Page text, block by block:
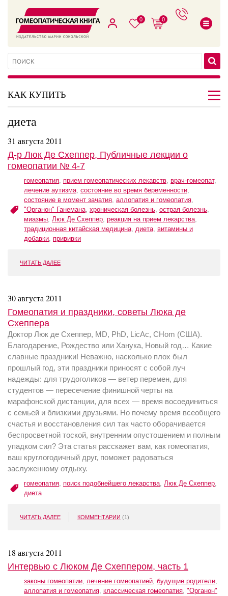
0 0
КАК КУПИТЬ
диета
31 августа 2011
Д-р Люк Де Схеппер, Публичные лекции о
гомеопатии № 4-7
гомеопатия, прием гомеопатических лекарств, врач-гомеопат,
лечение аутизма, состояние во время беременности,
состояние в момент зачатия, аллопатия и гомеопатия,
"Органон" Ганемана, хроническая болезнь, острая болезнь,
миазмы, Люк Де Схеппер, реакция на прием лекарства,
традиционная китайская медицина, диета, витамины и
добавки, прививки
ЧИТАТЬ ДАЛЕЕ
30 августа 2011
Гомеопатия и праздники, советы Люка де
Схеппера
Доктор Люк де Схеппер, MD, PhD, LicAc, CHom (США).
Благодарение, Рождество или Ханука, Новый год… Какие
славные праздники! Неважно, насколько плох был
прошлый год, эти праздники приносят с собой луч
надежды: для трудоголиков — ветер перемен, для
студентов — пересечение финишной черты на
марафонской дистанции, для всех — время восоединиться
с семьей и близкими друзьями. Но почему время всеобщего
счастья и восстановления сил так часто оборачивается
беспросветной тоской, внутренним опустошением и полным
упадком сил? Эта статья расскажет вам, как гомеопатия,
ваш круглогодичный друг, поможет радоваться
заслуженному отдыху.
гомеопатия, поиск подобнейшего лекарства, Люк Де Схеппер,
диета
ЧИТАТЬ ДАЛЕЕ КОММЕНТАРИИ (1)
18 августа 2011
Интервью с Люком Де Схеппером, часть 1
законы гомеопатии, лечение гомеопатией, будущие родители,
аллопатия и гомеопатия, классическая гомеопатия, "Органон"